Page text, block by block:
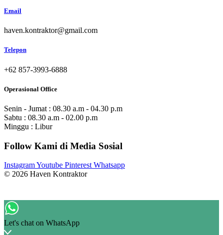
Email
haven.kontraktor@gmail.com
Telepon
+62 857-3993-6888
Operasional Office
Senin - Jumat : 08.30 a.m - 04.30 p.m
Sabtu : 08.30 a.m - 02.00 p.m
Minggu : Libur
Follow Kami di Media Sosial
InstagramYoutube Pinterest Whatsapp
© 2026 Haven Kontraktor
Let's chat on WhatsApp